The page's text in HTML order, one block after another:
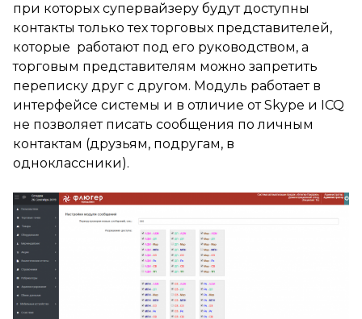
при которых супервайзеру будут доступны
контакты только тех торговых представителей,
которые работают под его руководством, а
торговым представителям можно запретить
переписку друг с другом. Модуль работает в
интерфейсе системы и в отличие от Skype и ICQ
не позволяет писать сообщения по личным
контактам (друзьям, подругам, в
одноклассники).